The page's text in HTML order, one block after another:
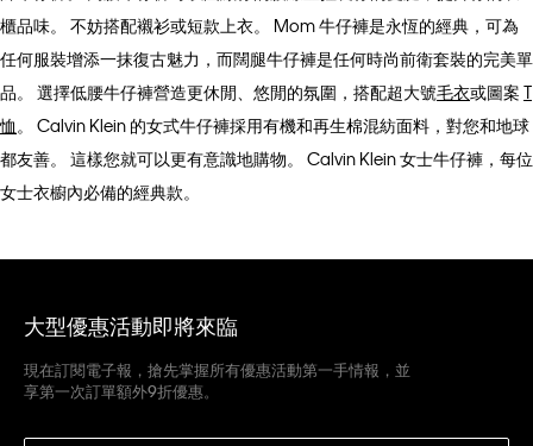
櫃品味。 不妨搭配襯衫或短款上衣。 Mom 牛仔褲是永恆的經典，可為
任何服裝增添一抹復古魅力，而闊腿牛仔褲是任何時尚前衛套裝的完美單
品。 選擇低腰牛仔褲營造更休閒、悠閒的氛圍，搭配超大號毛衣或圖案 T
恤 。 Calvin Klein 的女式牛仔褲採用有機和再生棉混紡面料，對您和地球
都友善。 這樣您就可以更有意識地購物。 Calvin Klein 女士牛仔褲，每位
女士衣櫥內必備的經典款。
大型優惠活動即將來臨
現在訂閱電子報，搶先掌握所有優惠活動第一手情報，並
享第一次訂單額外9折優惠。